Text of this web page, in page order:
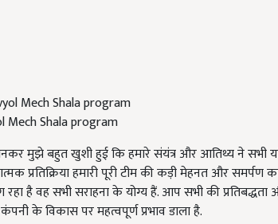
Mech Shala program
मुझे बहुत खुशी हुई कि हमारे संयंत्र और आतिथ्य ने सभी
प्रतिक्रिया हमारी पूरी टीम की कड़ी मेहनत और समर्पण
रहा है वह सभी सराहना के योग्य हैं. आप सभी की
कंपनी के विकास पर महत्वपूर्ण प्रभाव डाला है.